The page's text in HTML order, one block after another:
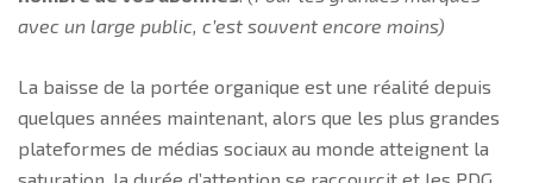
avec un large public, c’est souvent encore moins)
La baisse de la portée organique est une réalité depuis
quelques années maintenant, alors que les plus grandes
plateformes de médias sociaux au monde atteignent la